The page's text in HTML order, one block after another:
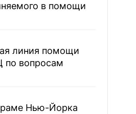
в помощи
линия помощи
по вопросам
Нью-Йорка